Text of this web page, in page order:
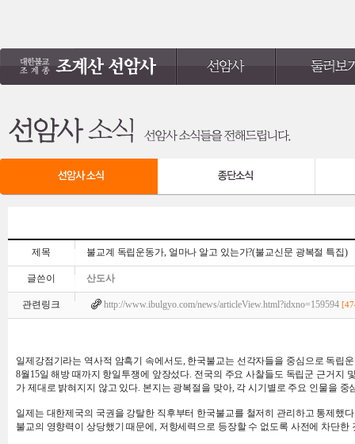
제목 불교계 독립운동가, 얼마나 알고 있는가?(불교신문 광복절 특집)
글쓴이 산도사
관련링크 http://www.ibulgyo.com/news/articleView.html?idxno=159594
일제강점기라는 역사적 암흑기 속에서도, 한국불교는 선각자들을 중심으로 독립
8월15일 해방 때까지 항일투쟁에 앞장섰다. 전국의 주요 사찰들도 독립군 근거지
가 제대로 밝혀지지 않고 있다. 본지는 광복절을 맞아, 각 시기별로 주요 인물을
일제는 대한제국의 국권을 강탈한 직후부터 한국불교를 철저히 관리하고 통제했
불교의 영향력이 상당했기 때문에, 저항세력으로 등장할 수 없도록 사전에 차단한